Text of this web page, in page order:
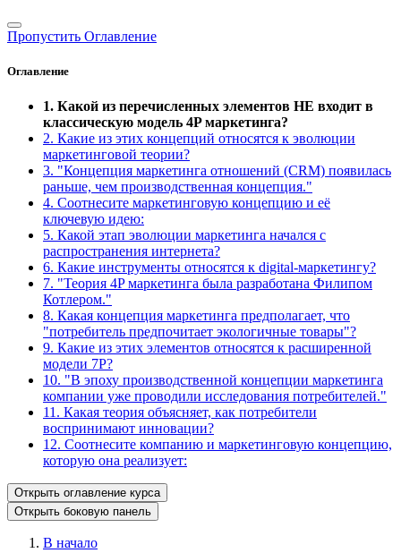
Пропустить Оглавление
Оглавление
1. Какой из перечисленных элементов НЕ входит в
классическую модель 4P маркетинга?
2. Какие из этих концепций относятся к эволюции
маркетинговой теории?
3. "Концепция маркетинга отношений (CRM) появилась
раньше, чем производственная концепция."
4. Соотнесите маркетинговую концепцию и её
ключевую идею:
5. Какой этап эволюции маркетинга начался с
распространения интернета?
6. Какие инструменты относятся к digital-маркетингу?
7. "Теория 4P маркетинга была разработана Филипом
Котлером."
8. Какая концепция маркетинга предполагает, что
"потребитель предпочитает экологичные товары"?
9. Какие из этих элементов относятся к расширенной
модели 7P?
10. "В эпоху производственной концепции маркетинга
компании уже проводили исследования потребителей."
11. Какая теория объясняет, как потребители
воспринимают инновации?
12. Соотнесите компанию и маркетинговую концепцию,
которую она реализует:
Открыть оглавление курса
Открыть боковую панель
В начало